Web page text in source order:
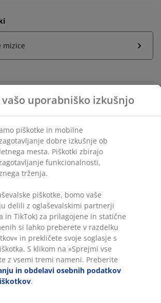
mizice
omejitve - izdelke vrnite v
ovo trgovino
na vse izdelke
dostave
dostava po vašem izboru
Sedež z žepkastimi vzmetmi in
Naslon iz pene. Noge iz
cm
3600396
uporabniško izkušnjo
piškotke in mobilne
dobre izkušnje ob
mesta. Piškotki zbirajo
funkcionalnosti,
trženja.
piškotke, bomo vaše
delili z oglaševalskimi partnerji
in TikTok) za prilagojene in statične
si lahko preberete v razdelku
in prekličete svoje soglasje s
S klikom na »Sprejmi vse
z vsemi tremi nameni. Preberite
in obdelavi osebnih podatkov
.